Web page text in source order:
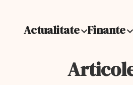
Actualitate Finante